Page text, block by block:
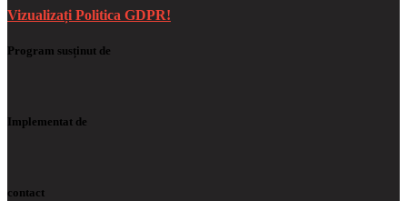
Vizualizați Politica GDPR!
Program susținut de
Implementat de
contact